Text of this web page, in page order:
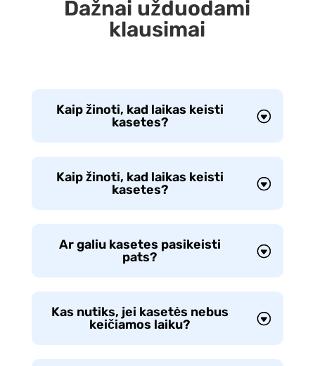
Dažnai užduodami
klausimai
Kaip žinoti, kad laikas keisti
kasetes?
Kaip žinoti, kad laikas keisti
kasetes?
Ar galiu kasetes pasikeisti
pats?
Kas nutiks, jei kasetės nebus
keičiamos laiku?